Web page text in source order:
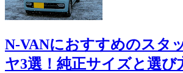
N-VANにおすすめのスタ
ヤ3選！純正サイズと選び